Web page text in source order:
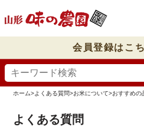
会員登録はこ
ホーム>よくある質問>お米について>おすすめの
よくある質問